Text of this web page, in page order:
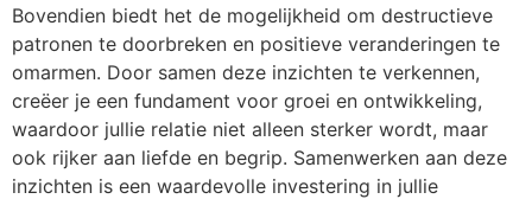
Bovendien biedt het de mogelijkheid om destructieve
patronen te doorbreken en positieve veranderingen te
omarmen. Door samen deze inzichten te verkennen,
creëer je een fundament voor groei en ontwikkeling,
waardoor jullie relatie niet alleen sterker wordt, maar
ook rijker aan liefde en begrip. Samenwerken aan deze
inzichten is een waardevolle investering in jullie